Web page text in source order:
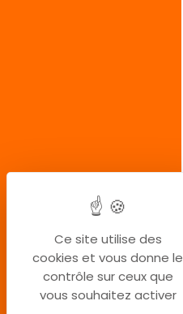
Ce site utilise des
cookies et vous donne le
contrôle sur ceux que
vous souhaitez activer